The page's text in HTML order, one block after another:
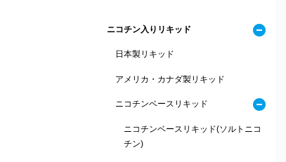
ニコチン入りリキッド
日本製リキッド
アメリカ・カナダ製リキッド
ニコチンベースリキッド
ニコチンベースリキッド(ソルトニコ
チン)